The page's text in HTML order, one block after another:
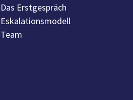
Das Erstgespräch
Eskalationsmodell
Team